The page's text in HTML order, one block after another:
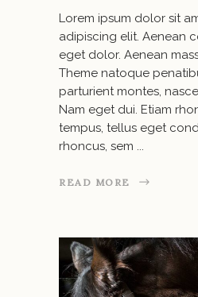
Lorem ipsum dolor sit
adipiscing elit. Aenean
eget dolor. Aenean
Theme natoque
parturient montes,
Nam eget dui. Etiam
tempus, tellus eget
rhoncus, sem
READ MORE